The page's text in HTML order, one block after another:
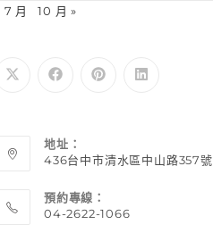
7 月 10 月 »
地址：
436台中市清水區中山路357號
預約專線：
04-2622-1066